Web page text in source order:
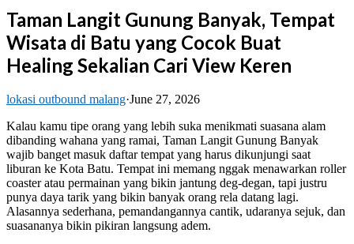
Taman Langit Gunung Banyak, Tempat
Wisata di Batu yang Cocok Buat
Healing Sekalian Cari View Keren
lokasi outbound malang·June 27, 2026
Kalau kamu tipe orang yang lebih suka menikmati suasana alam
dibanding wahana yang ramai, Taman Langit Gunung Banyak
wajib banget masuk daftar tempat yang harus dikunjungi saat
liburan ke Kota Batu. Tempat ini memang nggak menawarkan roller
coaster atau permainan yang bikin jantung deg-degan, tapi justru
punya daya tarik yang bikin banyak orang rela datang lagi.
Alasannya sederhana, pemandangannya cantik, udaranya sejuk, dan
suasananya bikin pikiran langsung adem.